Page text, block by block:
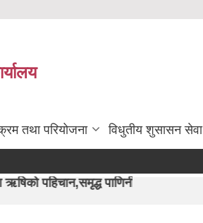
तथा परियोजना विधुतीय शुसासन सेवा
पाणिनी निर्माण हाम्रो अभीयान"।